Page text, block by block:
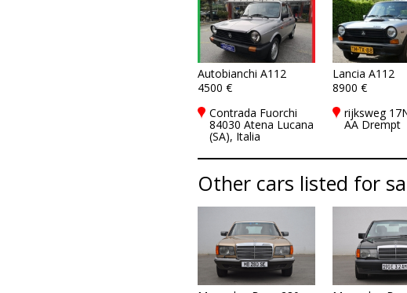
Autobianchi A112
4500 €
Contrada Fuorchi
84030 Atena Lucana
(SA), Italia
Lancia A112
8900 €
rijksweg
AA Drempt
Other cars listed for